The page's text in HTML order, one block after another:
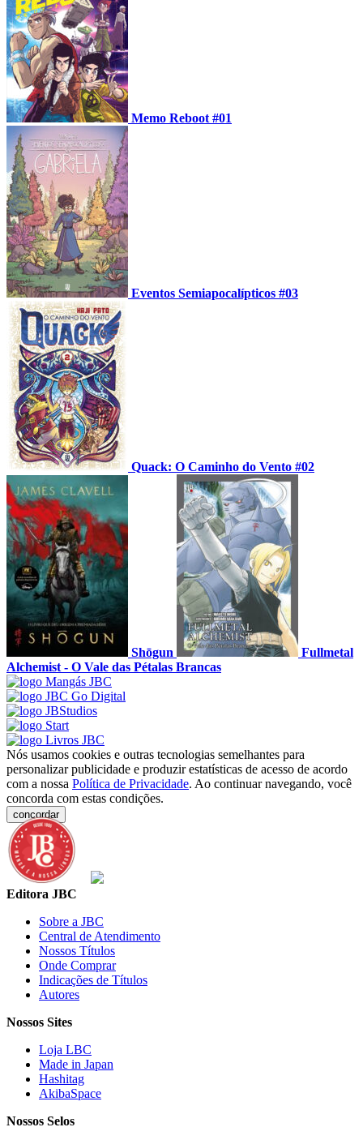
Memo Reboot #01
Eventos Semiapocalípticos #03
Quack: O Caminho do Vento #02
Shōgun
Fullmetal
Alchemist - O Vale das Pétalas Brancas
Nós usamos cookies e outras tecnologias semelhantes para
personalizar publicidade e produzir estatísticas de acesso de acordo
com a nossa Política de Privacidade. Ao continuar navegando, você
concorda com estas condições.
concordar
Editora JBC
Sobre a JBC
Central de Atendimento
Nossos Títulos
Onde Comprar
Indicações de Títulos
Autores
Nossos Sites
Loja LBC
Made in Japan
Hashitag
AkibaSpace
Nossos Selos